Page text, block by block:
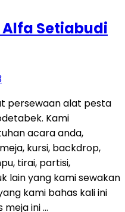
Setiabudi
persewaan alat pesta
Kami
acara anda,
kursi, backdrop,
tirai, partisi,
lain yang kami sewakan
kami bahas kali ini
meja ini …